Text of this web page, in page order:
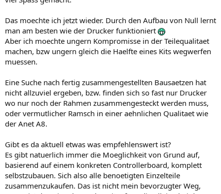
Das moechte ich jetzt wieder. Durch den Aufbau von Null lernt
man am besten wie der Drucker funktioniert
Aber ich moechte ungern Kompromisse in der Teilequalitaet
machen, bzw ungern gleich die Haelfte eines Kits wegwerfen
muessen.
Eine Suche nach fertig zusammengestellten Bausaetzen hat
nicht allzuviel ergeben, bzw. finden sich so fast nur Drucker
wo nur noch der Rahmen zusammengesteckt werden muss,
oder vermutlicher Ramsch in einer aehnlichen Qualitaet wie
der Anet A8.
Gibt es da aktuell etwas was empfehlenswert ist?
Es gibt natuerlich immer die Moeglichkeit von Grund auf,
basierend auf einem konkreten Controllerboard, komplett
selbstzubauen. Sich also alle benoetigten Einzelteile
zusammenzukaufen. Das ist nicht mein bevorzugter Weg,